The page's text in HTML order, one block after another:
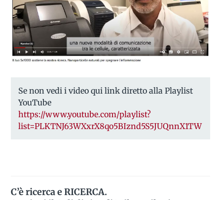
Se non vedi i video qui link diretto alla Playlist
YouTube
https://www.youtube.com/playlist?
list=PLKTNJ63WXxrX8qo5BIznd5S5JUQnnX1TW
C’è ricerca e RICERCA.